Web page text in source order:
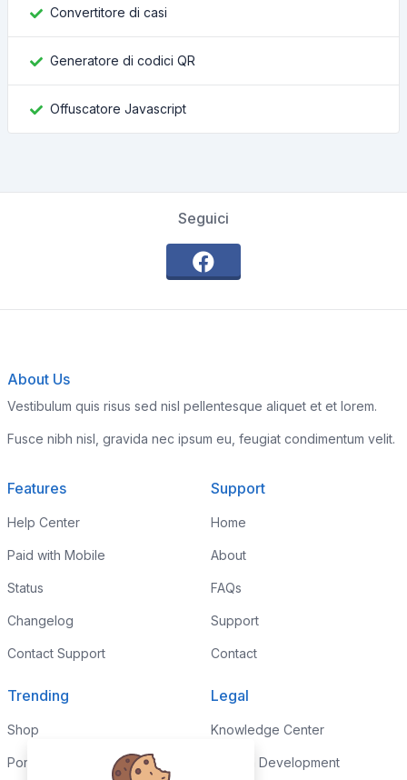
Convertitore di casi
Generatore di codici QR
Offuscatore Javascript
Seguici
About Us
Vestibulum quis risus sed nisl pellentesque aliquet et et lorem.
Fusce nibh nisl, gravida nec ipsum eu, feugiat condimentum velit.
Features
Help Center
Paid with Mobile
Status
Changelog
Contact Support
Support
Home
About
FAQs
Support
Contact
Trending
Shop
Portfolio
Legal
Knowledge Center
Custom Development